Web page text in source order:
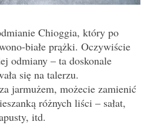
Chioggia, który po
białe prążki. Oczywiście
odmiany – ta doskonale
się na talerzu.
jarmużem, możecie zamienić
różnych liści – sałat,
itd.